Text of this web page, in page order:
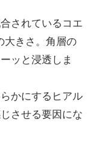
されているコエ
大きさ。角層の
ッと浸透しま
かにするヒアル
させる要因にな